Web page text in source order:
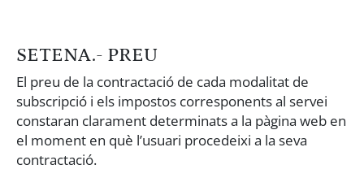
SETENA.- PREU
El preu de la contractació de cada modalitat de
subscripció i els impostos corresponents al servei
constaran clarament determinats a la pàgina web en
el moment en què l’usuari procedeixi a la seva
contractació.